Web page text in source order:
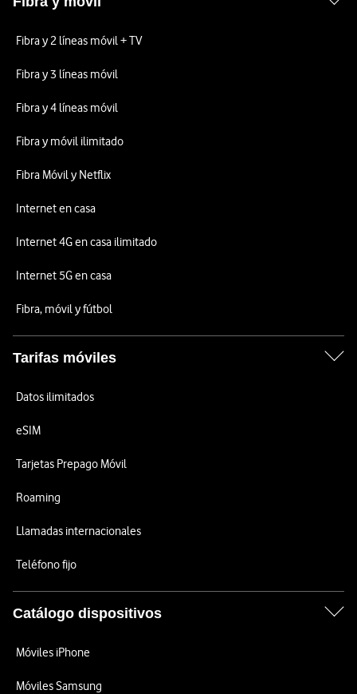
Fibra y 2 líneas móvil + TV
Fibra y 3 líneas móvil
Fibra y 4 líneas móvil
Fibra y móvil ilimitado
Fibra Móvil y Netflix
Internet en casa
Internet 4G en casa ilimitado
Internet 5G en casa
Fibra, móvil y fútbol
Tarifas móviles
Datos ilimitados
eSIM
Tarjetas Prepago Móvil
Roaming
Llamadas internacionales
Teléfono fijo
Catálogo dispositivos
Móviles iPhone
Móviles Samsung